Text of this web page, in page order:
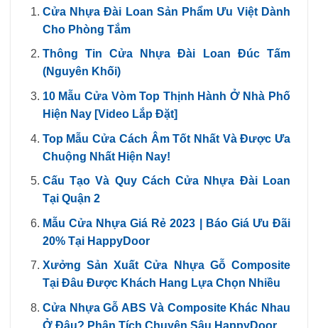
Cửa Nhựa Đài Loan Sản Phẩm Ưu Việt Dành
Cho Phòng Tắm
Thông Tin Cửa Nhựa Đài Loan Đúc Tấm
(Nguyên Khối)
10 Mẫu Cửa Vòm Top Thịnh Hành Ở Nhà Phố
Hiện Nay [Video Lắp Đặt]
Top Mẫu Cửa Cách Âm Tốt Nhất Và Được Ưa
Chuộng Nhất Hiện Nay!
Cấu Tạo Và Quy Cách Cửa Nhựa Đài Loan
Tại Quận 2
Mẫu Cửa Nhựa Giá Rẻ 2023 | Báo Giá Ưu Đãi
20% Tại HappyDoor
Xưởng Sản Xuất Cửa Nhựa Gỗ Composite
Tại Đâu Được Khách Hang Lựa Chọn Nhiều
Cửa Nhựa Gỗ ABS Và Composite Khác Nhau
Ở Đâu? Phân Tích Chuyên Sâu HappyDoor